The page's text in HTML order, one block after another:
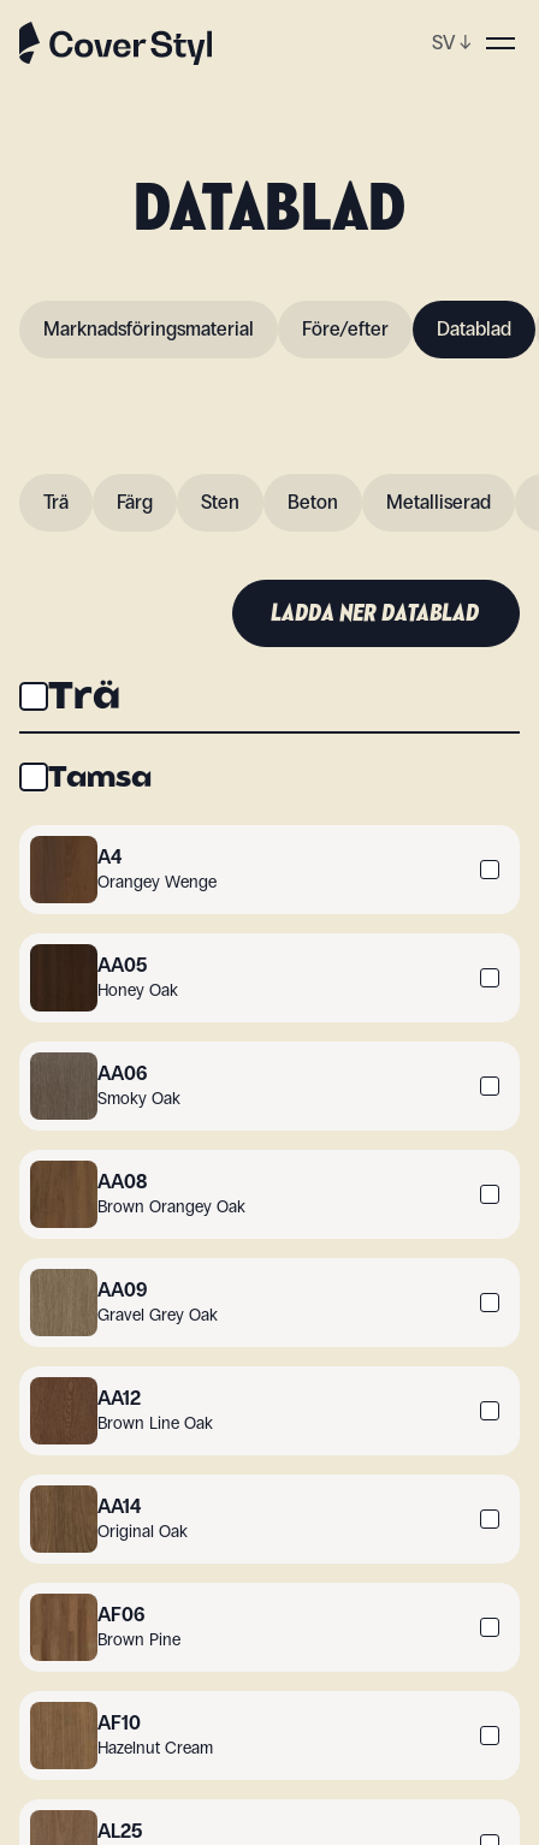
SV ↓
DATABLAD
Marknadsföringsmaterial Före/efter Datablad
Trä Färg Sten Beton Metalliserad
LADDA NER DATABLAD
Trä
Tamsa
A4
Orangey Wenge
AA05
Honey Oak
AA06
Smoky Oak
AA08
Brown Orangey Oak
AA09
Gravel Grey Oak
AA12
Brown Line Oak
AA14
Original Oak
AF06
Brown Pine
AF10
Hazelnut Cream
AL25